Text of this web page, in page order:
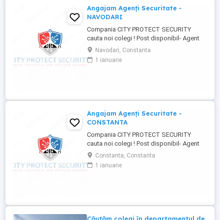
Angajam Agenți Securitate -
NAVODARI
Compania CITY PROTECT SECURITY
cauta noi colegi ! Post disponibil- Agent
de securitate: - KAUFLAND MARITIMO -
Bulevardul Aurel Vlaicu 218, 900380
Constanța - KAUFLAND NAVODARI -
Navodari, Constanta
1 ianuarie
Angajam Agenți Securitate -
CONSTANTA
Compania CITY PROTECT SECURITY
cauta noi colegi ! Post disponibil- Agent
de securitate: - KAUFLAND MARITIMO -
Bulevardul Aurel Vlaicu 218, 900380
Constanța - KAUFLAND NAVODARI -
Constanta, Constanta
1 ianuarie